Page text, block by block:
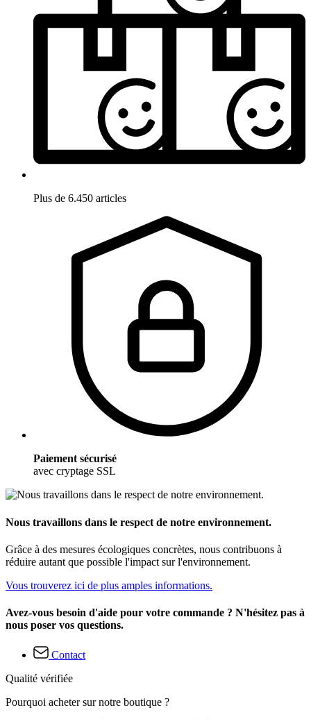
Plus de 6.450 articles
Paiement sécurisé
avec cryptage SSL
Nous travaillons dans le respect de notre environnement.
Grâce à des mesures écologiques concrètes, nous contribuons à
réduire autant que possible l'impact sur l'environnement.
Vous trouverez ici de plus amples informations.
Avez-vous besoin d'aide pour votre commande ? N'hésitez pas à
nous poser vos questions.
Contact
Qualité vérifiée
Pourquoi acheter sur notre boutique ?